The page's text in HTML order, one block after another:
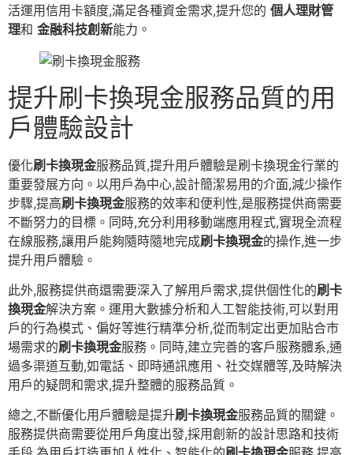
活運用信用卡額度,滿足各種資金需求,提升您的 個人理財管
理和 金融科技創新能力。
提升刷卡換現金服務品質的用
戶體驗設計
優化刷卡換現金服務品質,提升用戶體驗是刷卡換現金行業的
重要發展方向。以用戶為中心,設計簡潔易用的介面,減少操作
步驟,提高刷卡換現金服務的效率和便利性,是服務提供商需要
不斷努力的目標。同時,充分利用移動端應用程式,實現全流程
在線服務,讓用戶能夠隨時隨地完成刷卡換現金的操作,進一步
提升用戶體驗。
此外,服務提供商還需要深入了解用戶需求,提供個性化的刷卡
換現金解決方案。運用大數據分析和人工智能技術,可以對用
戶的行為模式、偏好等進行精準分析,從而制定出更加貼合市
場需求的刷卡換現金服務。同時,建立完善的客戶服務體系,通
過多渠道互動,如電話、即時通訊應用、社交媒體等,及時解決
用戶的疑問和需求,提升整體的服務品質。
總之,不斷優化用戶體驗是提升刷卡換現金服務品質的關鍵。
服務提供商需要從用戶角度出發,採用創新的設計思路和技術